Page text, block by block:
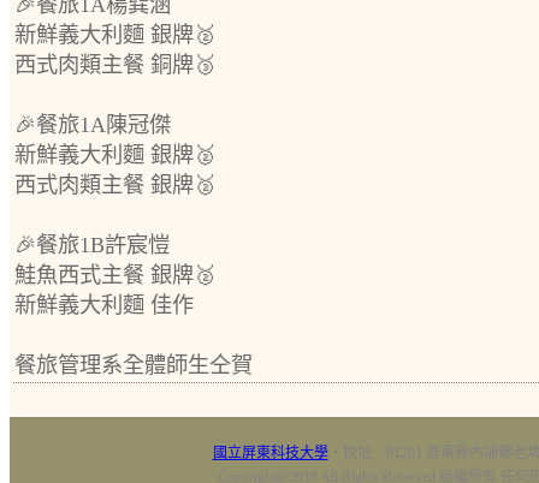
新鮮義大利麵 銀牌🥈
西式肉類主餐 銅牌🥉
🎉餐旅1A陳冠傑
新鮮義大利麵 銀牌🥈
西式肉類主餐 銀牌🥈
🎉餐旅1B許宸愷
鮭魚西式主餐 銀牌🥈
新鮮義大利麵 佳作
餐旅管理系全體師生仝賀
國立屏東科技大學‧校址：91201 屏東縣內埔鄉老